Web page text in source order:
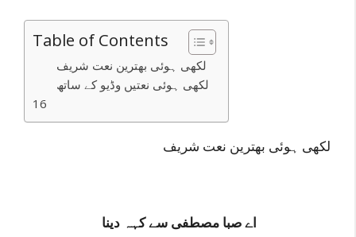
Table of Contents
لکھی ہوئی بھترین نعت شریف
لکھی ہوئی نعتیں وڈیو کے ساتھ
16
لکھی ہوئی بھترین نعت شریف
اے صبا مصطفی سے کہہ دینا